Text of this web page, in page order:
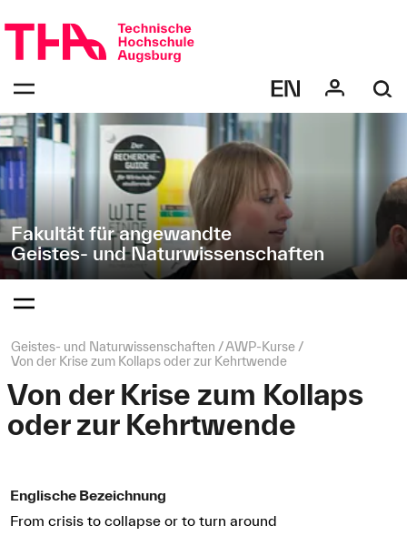
überspringen
zur
Navigation
"Geistes-
und
Naturwissenschaften"
Fakultät für angewandte
Geistes- und Naturwissenschaften
bestätigen
Öffnen
des
Menüs
bestätigen
des
Menüs
Seitenpfad:
Geistes- und Naturwissenschaften
AWP‑Kurse
Von der Krise zum Kollaps oder zur Kehrtwende
Von der Krise zum Kollaps
oder zur Kehrtwende
Englische Bezeichnung
From crisis to collapse or to turn around